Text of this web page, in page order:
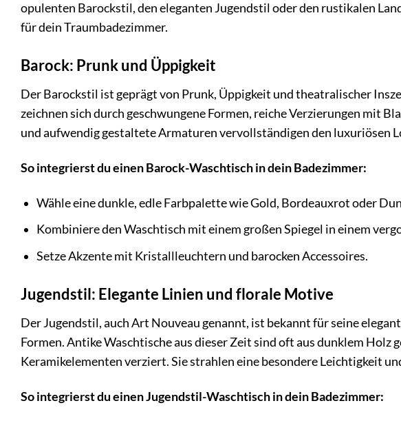
opulenten Barockstil, den eleganten Jugendstil oder den rustikalen
für dein Traumbadezimmer.
Barock: Prunk und Üppigkeit
Der Barockstil ist geprägt von Prunk, Üppigkeit und theatralischer
zeichnen sich durch geschwungene Formen, reiche Verzierungen mit
und aufwendig gestaltete Armaturen vervollständigen den luxuriösen
So integrierst du einen Barock-Waschtisch in dein Badezimmer:
Wähle eine dunkle, edle Farbpalette wie Gold, Bordeauxrot oder
Kombiniere den Waschtisch mit einem großen Spiegel in einem
Setze Akzente mit Kristallleuchtern und barocken Accessoires.
Jugendstil: Elegante Linien und florale Motive
Der Jugendstil, auch Art Nouveau genannt, ist bekannt für seine
Formen. Antike Waschtische aus dieser Zeit sind oft aus dunklem
Keramikelementen verziert. Sie strahlen eine besondere Leichtigkeit
So integrierst du einen Jugendstil-Waschtisch in dein Badezimmer: